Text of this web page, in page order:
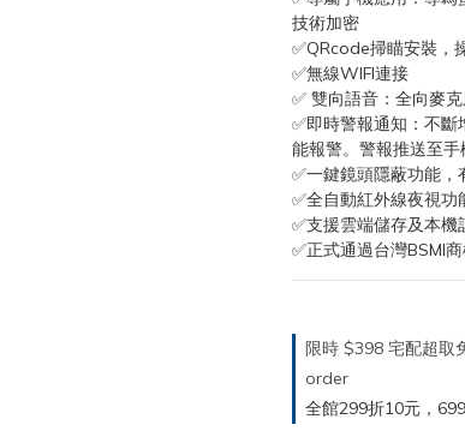
技術加密
✅QRcode掃瞄安裝，
✅無線WIFI連接
✅ 雙向語音：全向麥
✅即時警報通知：不
能報警。警報推送至手
✅一鍵鏡頭隱蔽功能，
✅全自動紅外線夜視功
✅支援雲端儲存及本
✅正式通過台灣BSMI
限時 $398 宅配超取
order
全館299折10元，